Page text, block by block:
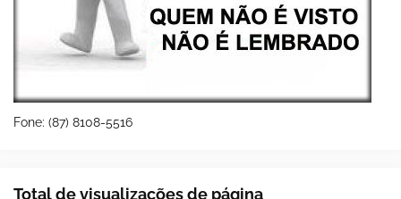
Fone: (87) 8108-5516
Total de visualizações de página